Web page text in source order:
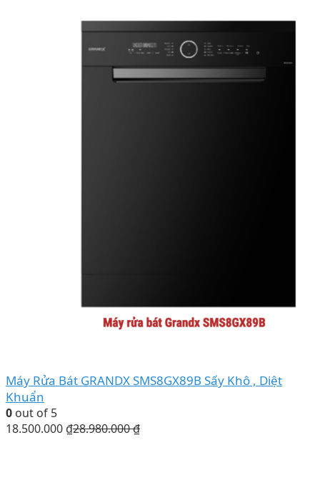
Máy Rửa Bát GRANDX SMS8GX89B Sấy Khô , Diệt
Khuẩn
0 out of 5
18.500.000 ₫28.980.000₫